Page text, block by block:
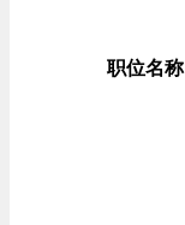
职位名称